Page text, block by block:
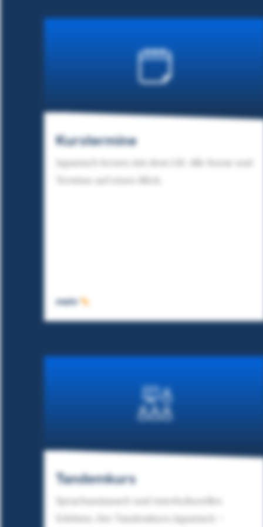
Kurstermine
Japanisch lernen mit dem LSI. Alle Kurse und
Termine auf einen Blick.
mehr
Tandemkurs
Sprachaustausch und interkulturelles
Erlebnis. Der Tandemkurs Japanisch –